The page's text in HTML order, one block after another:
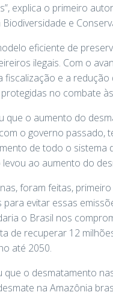
explica o primeiro
e
eficiente de
ilegais. Com o
fiscalização e a
no combate
que o aumento do
o governo passado,
de todo o sistema
levou ao aumento do
foram feitas,
para evitar essas
o Brasil nos
de recuperar 12
até 2050.
o desmatamento
na Amazônia